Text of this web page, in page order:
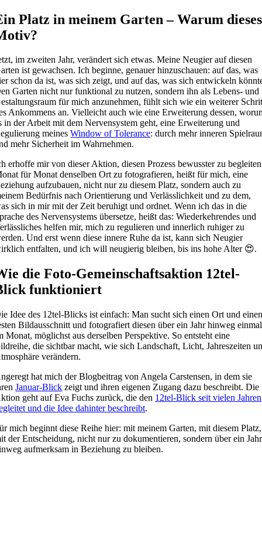
Platz in meinem Garten – Warum dieses
im zweiten Jahr, verändert sich etwas. Meine Neugier auf diesen
ist gewachsen. Ich beginne, genauer hinzuschauen: auf das, was
schon da ist, was sich zeigt, und auf das, was sich entwickeln
Garten nicht nur funktional zu nutzen, sondern ihn als Lebens- und
für mich anzunehmen, fühlt sich wie ein weiterer
Ankommens an. Vielleicht auch wie eine Erweiterung dessen,
in der Arbeit mit dem Nervensystem geht, eine Erweiterung und
meinesWindow of Tolerance: durch mehr inneren
mehr Sicherheit im Wahrnehmen.
erhoffe mir von dieser Aktion, diesen Prozess bewusster zu
für Monat denselben Ort zu fotografieren, heißt für mich, eine
aufzubauen, nicht nur zu diesem Platz, sondern auch zu
Bedürfnis nach Orientierung und Verlässlichkeit und zu dem,
sich in mir mit der Zeit beruhigt und ordnet. Wenn ich das in die
des Nervensystems übersetze, heißt das: Wiederkehrendes und
helfen mir, mich zu regulieren und innerlich ruhiger zu
Und erst wenn diese innere Ruhe da ist, kann sich Neugier
entfalten, und ich will neugierig bleiben, bis ins hohe Alter 😍.
die Foto-Gemeinschaftsaktion 12tel-
funktioniert
Idee des 12tel-Blicks ist einfach: Man sucht sich einen Ort und
Bildausschnitt und fotografiert diesen über ein Jahr hinweg einmal
Monat, möglichst aus derselben Perspektive. So entsteht eine
die sichtbar macht, wie sich Landschaft, Licht, Jahreszeiten
verändern.
hat mich der Blogbeitrag von Angela Carstensen, in dem sie
Januar-Blick zeigt und ihren eigenen Zugang dazu beschreibt. Die
geht auf Eva Fuchs zurück, die den 12tel-Blick seit vielen Jahren
und die Idee dahinter beschreibt.
mich beginnt diese Reihe hier: mit meinem Garten, mit diesem Platz,
der Entscheidung, nicht nur zu dokumentieren, sondern über ein Jahr
aufmerksam in Beziehung zu bleiben.